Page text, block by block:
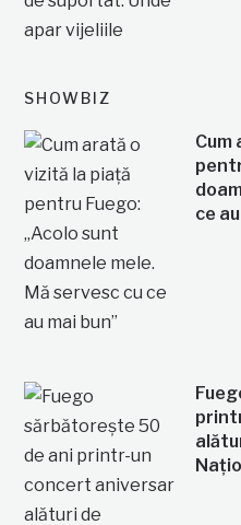
SHOWBIZ
Cum
ce